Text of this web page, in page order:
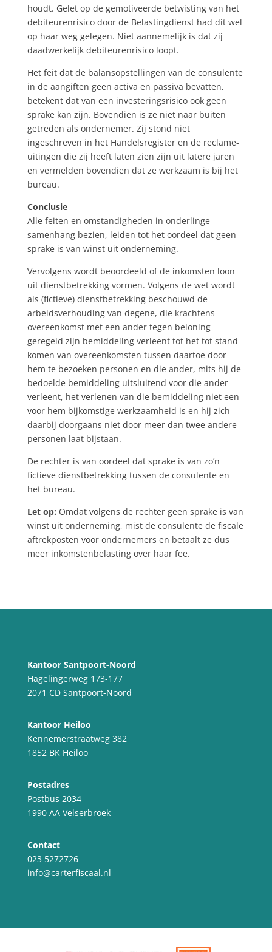
houdt. Gelet op de gemotiveerde betwisting van het
debiteurenrisico door de Belastingdienst had dit wel
op haar weg gelegen. Niet aannemelijk is dat zij
daadwerkelijk debiteurenrisico loopt.
Het feit dat de balansopstellingen van de consulente
in de aangiften geen activa en passiva bevatten,
betekent dat van een investeringsrisico ook geen
sprake kan zijn. Bovendien is ze niet naar buiten
getreden als ondernemer. Zij stond niet
ingeschreven in het Handelsregister en de reclame-
uitingen die zij heeft laten zien zijn uit latere jaren
en vermelden bovendien dat ze werkzaam is bij het
bureau.
Conclusie
Alle feiten en omstandigheden in onderlinge
samenhang bezien, leiden tot het oordeel dat geen
sprake is van winst uit onderneming.
Vervolgens wordt beoordeeld of de inkomsten loon
uit dienstbetrekking vormen. Volgens de wet wordt
als (fictieve) dienstbetrekking beschouwd de
arbeidsverhouding van degene, die krachtens
overeenkomst met een ander tegen beloning
geregeld zijn bemiddeling verleent tot het tot stand
komen van overeenkomsten tussen daartoe door
hem te bezoeken personen en die ander, mits hij de
bedoelde bemiddeling uitsluitend voor die ander
verleent, het verlenen van die bemiddeling niet een
voor hem bijkomstige werkzaamheid is en hij zich
daarbij doorgaans niet door meer dan twee andere
personen laat bijstaan.
De rechter is van oordeel dat sprake is van zo’n
fictieve dienstbetrekking tussen de consulente en
het bureau.
Let op: Omdat volgens de rechter geen sprake is van
winst uit onderneming, mist de consulente de fiscale
aftrekposten voor ondernemers en betaalt ze dus
meer inkomstenbelasting over haar fee.
Kantoor Santpoort-Noord
Hagelingerweg 173-177
2071 CD Santpoort-Noord
Kantoor Heiloo
Kennemerstraatweg 382
1852 BK Heiloo
Postadres
Postbus 2034
1990 AA Velserbroek
Contact
023 5272726
info@carterfiscaal.nl